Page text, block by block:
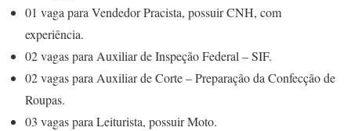
01 vaga para Vendedor Pracista, possuir CNH, com
experiência.
02 vagas para Auxiliar de Inspeção Federal – SIF.
02 vagas para Auxiliar de Corte – Preparação da Confecção de
Roupas.
03 vagas para Leiturista, possuir Moto.